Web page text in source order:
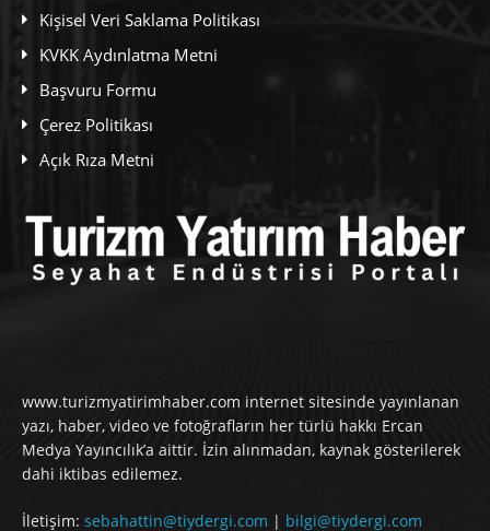
Kişisel Veri Saklama Politikası
KVKK Aydınlatma Metni
Başvuru Formu
Çerez Politikası
Açık Rıza Metni
www.turizmyatirimhaber.com internet sitesinde yayınlanan
yazı, haber, video ve fotoğrafların her türlü hakkı Ercan
Medya Yayıncılık’a aittir. İzin alınmadan, kaynak gösterilerek
dahi iktibas edilemez.
İletişim: sebahattin@tiydergi.com | bilgi@tiydergi.com